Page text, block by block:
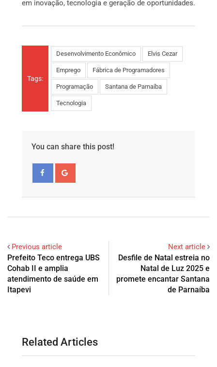
em inovação, tecnologia e geração de oportunidades.
Tags:
Desenvolvimento Econômico Elvis Cezar
Emprego Fábrica de Programadores
Programação Santana de Parnaíba
Tecnologia
You can share this post!
Previous article
Prefeito Teco entrega UBS
Cohab II e amplia
atendimento de saúde em
Itapevi
Next article
Desfile de Natal estreia no
Natal de Luz 2025 e
promete encantar Santana
de Parnaíba
Related Articles